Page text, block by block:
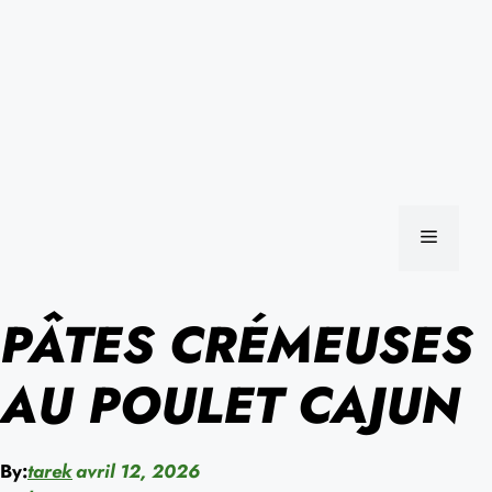
MENU
PÂTES CRÉMEUSES
AU POULET CAJUN
By:tarekavril 12, 2026